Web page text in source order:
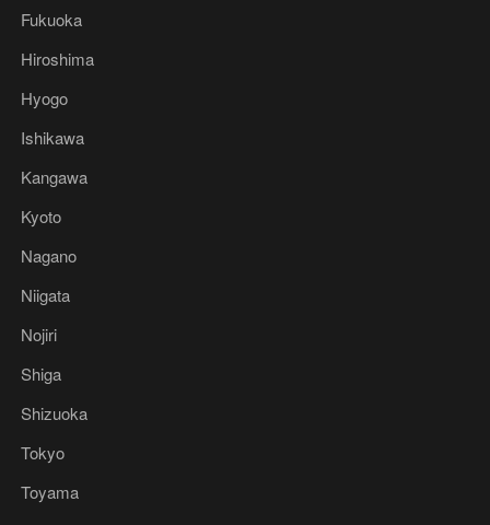
Fukuoka
Hiroshima
Hyogo
Ishikawa
Kangawa
Kyoto
Nagano
Niigata
Nojiri
Shiga
Shizuoka
Tokyo
Toyama